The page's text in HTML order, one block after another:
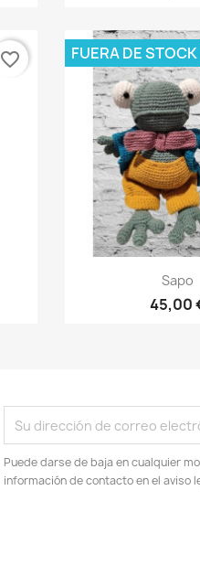
favorite_border
Vista
Sapo
45,00
FUERA DE STOCK
Puede darse de baja en cualquier
información de contacto en el aviso